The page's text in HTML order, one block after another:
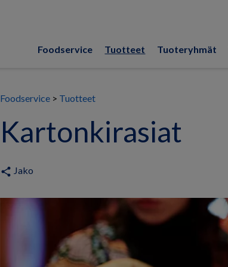
Foodservice Tuotteet Tuoteryhmät
Foodservice Tuotteet
Kartonkirasiat
share Jako